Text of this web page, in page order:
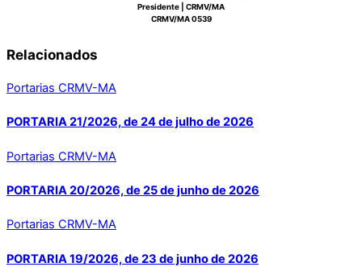
Presidente | CRMV/MA
CRMV/MA 0539
Relacionados
Portarias CRMV-MA
PORTARIA 21/2026, de 24 de julho de 2026
Portarias CRMV-MA
PORTARIA 20/2026, de 25 de junho de 2026
Portarias CRMV-MA
PORTARIA 19/2026, de 23 de junho de 2026